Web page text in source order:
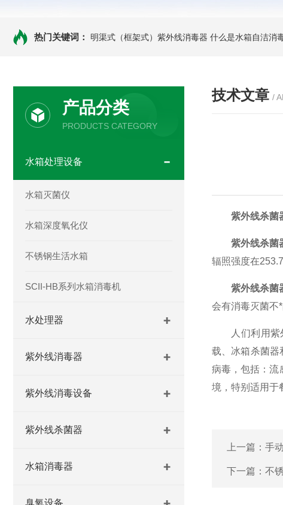
热门关键词： 明渠式（框架式）紫外线消毒器 什么是水箱自洁消
产品分类
PRODUCTS CATEGORY
水箱处理设备
水箱灭菌仪
水箱深度氧化仪
不锈钢生活水箱
SCII-HB系列水箱消毒机
水处理器
紫外线消毒器
紫外线消毒设备
紫外线杀菌器
水箱消毒器
臭氧设备
技术文章 /
紫外线杀菌
紫外线杀菌
辐照强度在
紫外线杀菌
会有消毒灭菌不*
人们利用紫外
载、冰箱杀菌
病毒，包括：流
境，特别适用于
上一篇： 手
下一篇： 不